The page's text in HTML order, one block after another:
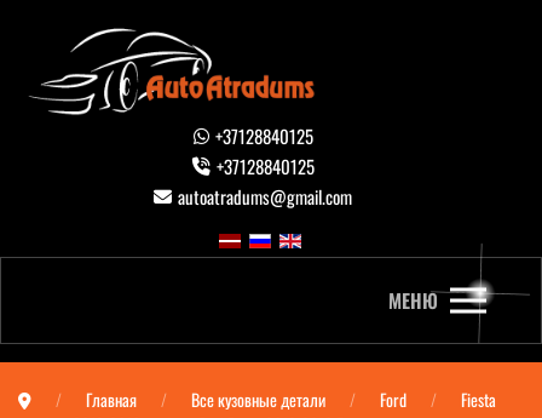
+37128840125
+37128840125
autoatradums@gmail.com
МЕНЮ
Главная Все кузовные детали Ford
Fiesta